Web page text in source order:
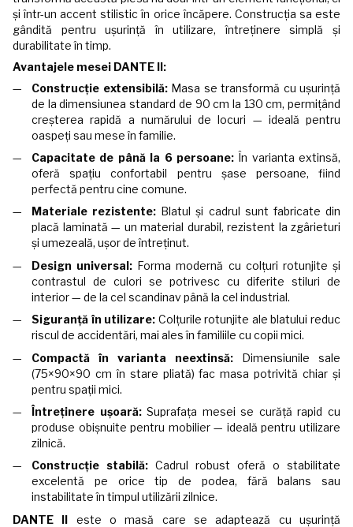
și într-un accent stilistic în orice încăpere. Construcția sa este
gândită pentru ușurință în utilizare, întreținere simplă și
durabilitate în timp.
Avantajele mesei DANTE II:
Construcție extensibilă:Masa se transformă cu ușurință
de la dimensiunea standard de 90 cm la 130 cm, permițând
creșterea rapidă a numărului de locuri — ideală pentru
oaspeți sau mese în familie.
Capacitate de până la 6 persoane:În varianta extinsă,
oferă spațiu confortabil pentru șase persoane, fiind
perfectă pentru cine comune.
Materiale rezistente: Blatul și cadrul sunt fabricate din
placă laminată — un material durabil, rezistent la zgârieturi
și umezeală, ușor de întreținut.
Design universal: Forma modernă cu colțuri rotunjite și
contrastul de culori se potrivesc cu diferite stiluri de
interior — de la cel scandinav până la cel industrial.
Siguranță în utilizare: Colțurile rotunjite ale blatului reduc
riscul de accidentări, mai ales în familiile cu copii mici.
Compactă în varianta neextinsă: Dimensiunile sale
(75×90×90 cm în stare pliată) fac masa potrivită chiar și
pentru spații mici.
Întreținere ușoară:Suprafața mesei se curăță rapid cu
produse obișnuite pentru mobilier — ideală pentru utilizare
zilnică.
Construcție stabilă: Cadrul robust oferă o stabilitate
excelentă pe orice tip de podea, fără balans sau
instabilitate în timpul utilizării zilnice.
DANTE II este o masă care se adaptează cu ușurință